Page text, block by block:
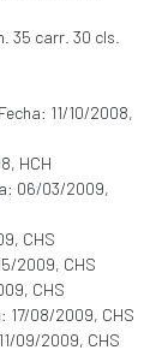
35 carr. 30 cls.
11/10/2008,
HCH
06/03/2009,
CHS
2009, CHS
CHS
17/08/2009, CHS
09/2009, CHS